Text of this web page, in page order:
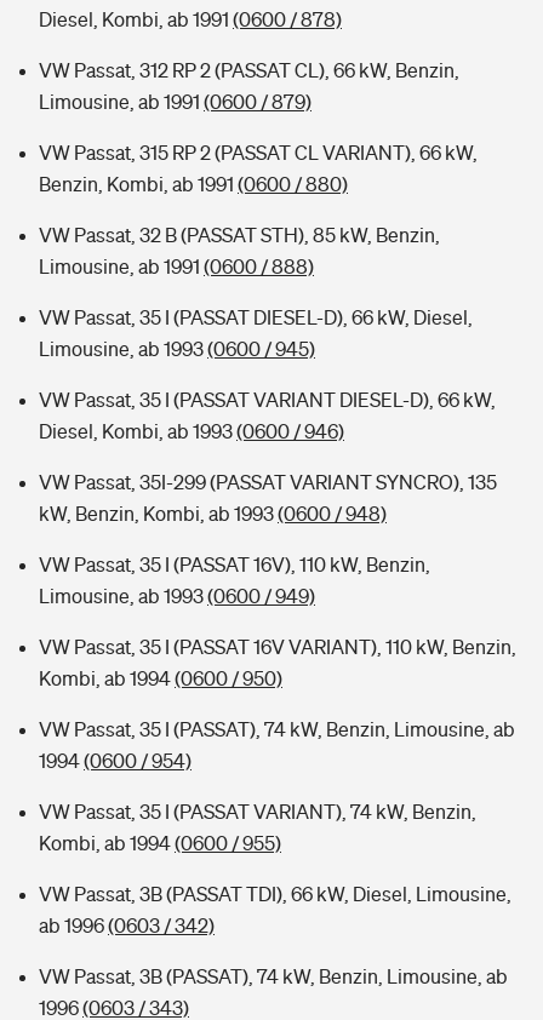
Diesel, Kombi, ab 1991 (0600 / 878)
VW Passat, 312 RP 2 (PASSAT CL), 66 kW, Benzin,
Limousine, ab 1991 (0600 / 879)
VW Passat, 315 RP 2 (PASSAT CL VARIANT), 66 kW,
Benzin, Kombi, ab 1991 (0600 / 880)
VW Passat, 32 B (PASSAT STH), 85 kW, Benzin,
Limousine, ab 1991 (0600 / 888)
VW Passat, 35 I (PASSAT DIESEL-D), 66 kW, Diesel,
Limousine, ab 1993(0600 / 945)
VW Passat, 35 I (PASSAT VARIANT DIESEL-D), 66 kW,
Diesel, Kombi, ab 1993(0600 / 946)
VW Passat, 35I-299 (PASSAT VARIANT SYNCRO), 135
kW, Benzin, Kombi, ab 1993(0600 / 948)
VW Passat, 35 I (PASSAT 16V), 110 kW, Benzin,
Limousine, ab 1993(0600 / 949)
VW Passat, 35 I (PASSAT 16V VARIANT), 110 kW, Benzin,
Kombi, ab 1994(0600 / 950)
VW Passat, 35 I (PASSAT), 74 kW, Benzin, Limousine, ab
1994(0600 / 954)
VW Passat, 35 I (PASSAT VARIANT), 74 kW, Benzin,
Kombi, ab 1994(0600 / 955)
VW Passat, 3B (PASSAT TDI), 66 kW, Diesel, Limousine,
ab 1996(0603 / 342)
VW Passat, 3B (PASSAT), 74 kW, Benzin, Limousine, ab
1996(0603 / 343)